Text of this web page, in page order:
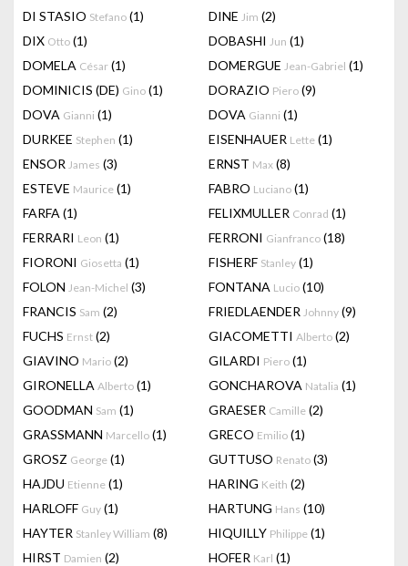
DI STASIO Stefano (1) DINE Jim (2)
DIX Otto (1) DOBASHI Jun (1)
DOMELA César (1) DOMERGUE Jean-Gabriel (1)
DOMINICIS (DE) Gino (1) DORAZIO Piero (9)
DOVA Gianni (1) DOVA Gianni (1)
DURKEE Stephen (1) EISENHAUER Lette (1)
ENSOR James (3) ERNST Max (8)
ESTEVE Maurice (1) FABRO Luciano (1)
FARFA (1) FELIXMULLER Conrad (1)
FERRARI Leon (1) FERRONI Gianfranco (18)
FIORONI Giosetta (1) FISHERF Stanley (1)
FOLON Jean-Michel (3) FONTANA Lucio (10)
FRANCIS Sam (2) FRIEDLAENDER Johnny (9)
FUCHS Ernst (2) GIACOMETTI Alberto (2)
GIAVINO Mario (2) GILARDI Piero (1)
GIRONELLA Alberto (1) GONCHAROVA Natalia (1)
GOODMAN Sam (1) GRAESER Camille (2)
GRASSMANN Marcello (1) GRECO Emilio (1)
GROSZ George (1) GUTTUSO Renato (3)
HAJDU Etienne (1) HARING Keith (2)
HARLOFF Guy (1) HARTUNG Hans (10)
HAYTER Stanley William (8) HIQUILLY Philippe (1)
HIRST Damien (2) HOFER Karl (1)